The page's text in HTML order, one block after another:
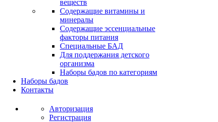
веществ
Содержащие витамины и
минералы
Содержащие эссенциальные
факторы питания
Специальные БАД
Для поддержания детского
организма
Наборы бадов по категориям
Наборы бадов
Контакты
Авторизация
Регистрация